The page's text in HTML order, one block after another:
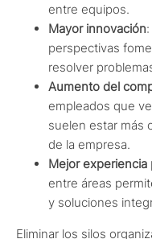
entre equipos.
Mayor innovación
perspectivas
resolver
Aumento del
empleados que
suelen estar más
de la empresa.
Mejor experiencia
entre áreas
y soluciones
Eliminar los silos